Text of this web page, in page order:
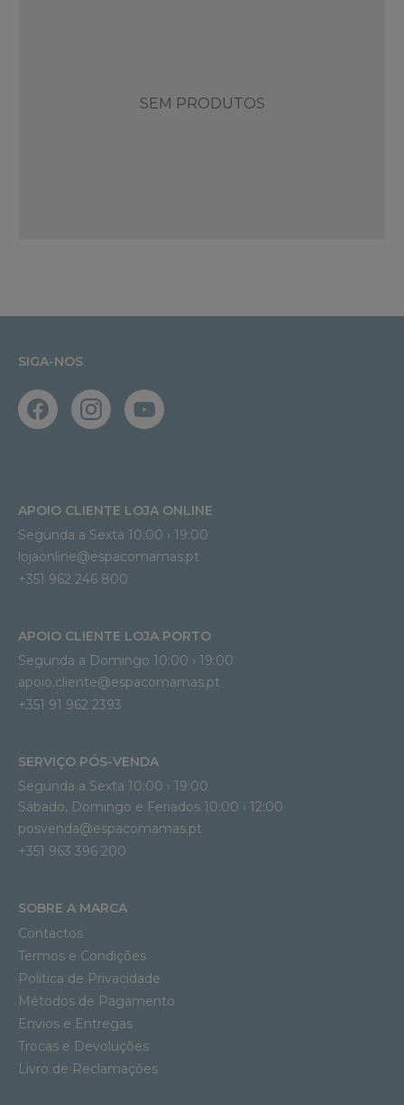
SEM PRODUTOS
SIGA-NOS
APOIO CLIENTE LOJA ONLINE
Segunda a Sexta 10:00 › 19:00
lojaonline@espacomamas.pt
+351 962 246 800
APOIO CLIENTE LOJA PORTO
Segunda a Domingo 10:00 › 19:00
apoio.cliente@espacomamas.pt
+351 91 962 2393
SERVIÇO PÓS-VENDA
Segunda a Sexta 10:00 › 19:00
Sábado, Domingo e Feriados 10:00 › 12:00
posvenda@espacomamas.pt
+351 963 396 200
SOBRE A MARCA
Contactos
Termos e Condições
Política de Privacidade
Métodos de Pagamento
Envios e Entregas
Trocas e Devoluções
Livro de Reclamações